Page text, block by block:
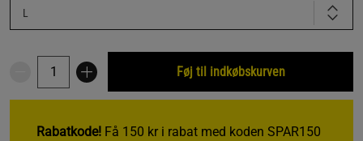
L
Føj til indkøbskurven
Rabatkode! Få 150 kr i rabat med koden SPAR150